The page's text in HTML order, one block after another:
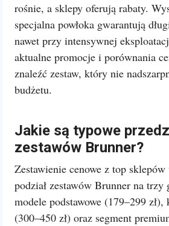
rośnie, a sklepy oferują rabaty.
specjalna powłoka gwarantują
nawet przy intensywnej
aktualne promocje i porównania
znaleźć zestaw, który nie
budżetu.
Jakie są typowe
zestawów Brunner?
Zestawienie cenowe z top
podział zestawów Brunner na trzy
modele podstawowe (179–299
(300–450 zł) oraz segment